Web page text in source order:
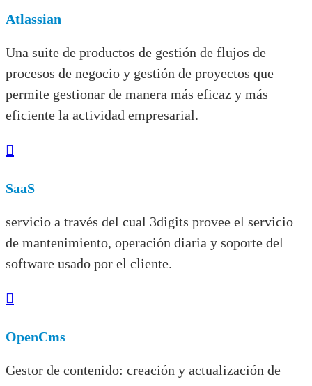
Atlassian
Una suite de productos de gestión de flujos de
procesos de negocio y gestión de proyectos que
permite gestionar de manera más eficaz y más
eficiente la actividad empresarial.

SaaS
servicio a través del cual 3digits provee el servicio
de mantenimiento, operación diaria y soporte del
software usado por el cliente.

OpenCms
Gestor de contenido: creación y actualización de